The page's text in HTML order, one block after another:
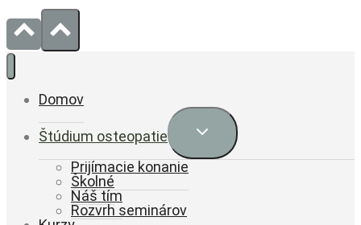
Domov
Štúdium osteopatie
Expand
Prijímacie konanie
Školné
Náš tím
Rozvrh seminárov